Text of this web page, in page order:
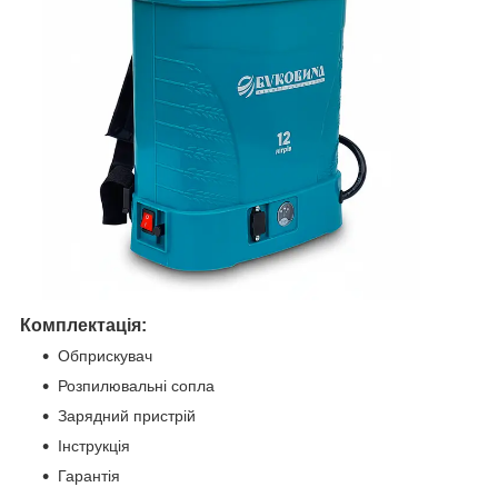
Комплектація:
Обприскувач
Розпилювальні сопла
Зарядний пристрій
Інструкція
Гарантія